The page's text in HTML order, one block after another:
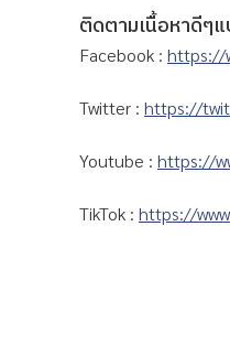
ติดตามเนื้อหาดีๆ
Facebook : https://
Twitter : https://
Youtube : https://
TikTok : https://